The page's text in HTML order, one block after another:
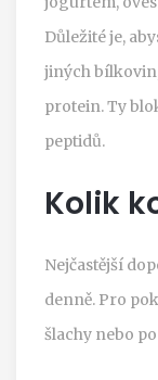
Důležité je,
jiných
protein. Ty
peptidů.
Kolik
Nejčastější
denně. Pro
šlachy nebo